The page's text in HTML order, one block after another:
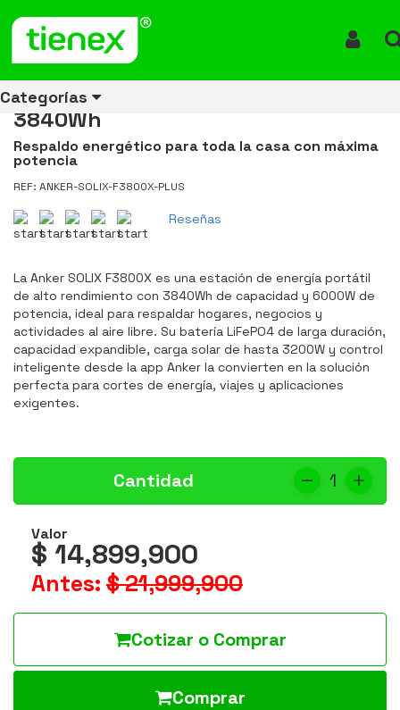
Categorías
Estación de Energia Portatil Anker Solix F3800X Plus 6000W
3840Wh
Estación de Energia Portatil
Anker Solix F3800X Plus 6000W
3840Wh
Respaldo energético para toda la casa con máxima
potencia
REF: ANKER-SOLIX-F3800X-PLUS
Reseñas
La Anker SOLIX F3800X es una estación de energía portátil
de alto rendimiento con 3840Wh de capacidad y 6000W de
potencia, ideal para respaldar hogares, negocios y
actividades al aire libre. Su batería LiFePO4 de larga duración,
capacidad expandible, carga solar de hasta 3200W y control
inteligente desde la app Anker la convierten en la solución
perfecta para cortes de energía, viajes y aplicaciones
exigentes.
Cantidad 1
Valor
$ 14,899,900
Antes: $ 21,999,900
Cotizar o Comprar
Comprar
productos
productos
RECICLAJE
productos
productos
LIMPIEZA
productos
MATERIALES
productos
productos
BAÑOS